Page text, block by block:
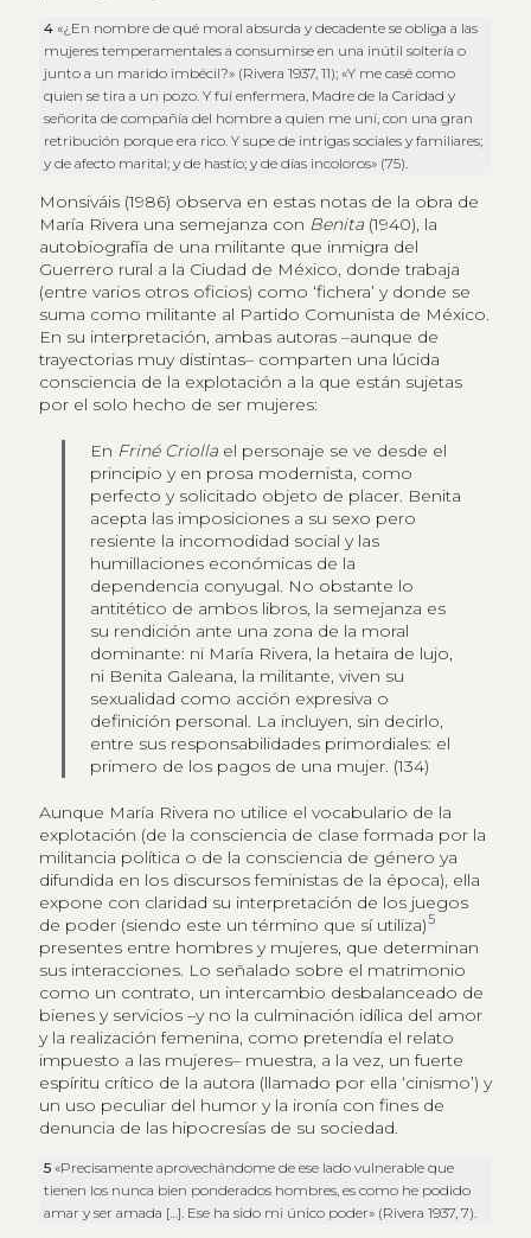
4«¿En nombre de qué moral absurda y decadente se obliga a las
mujeres temperamentales a consumirse en una inútil soltería o
junto a un marido imbécil?» (Rivera 1937, 11); «Y me casé como
quien se tira a un pozo. Y fuí enfermera, Madre de la Caridad y
señorita de compañía del hombre a quien me uní, con una gran
retribución porque era rico. Y supe de intrigas sociales y familiares;
y de afecto marital; y de hastío; y de días incoloros» (75).
Monsiváis (1986) observa en estas notas de la obra de
María Rivera una semejanza con Benita (1940), la
autobiografía de una militante que inmigra del
Guerrero rural a la Ciudad de México, donde trabaja
(entre varios otros oficios) como ‘fichera’ y donde se
suma como militante al Partido Comunista de México.
En su interpretación, ambas autoras –aunque de
trayectorias muy distintas– comparten una lúcida
consciencia de la explotación a la que están sujetas
por el solo hecho de ser mujeres:
En Friné Criolla el personaje se ve desde el
principio y en prosa modernista, como
perfecto y solicitado objeto de placer. Benita
acepta las imposiciones a su sexo pero
resiente la incomodidad social y las
humillaciones económicas de la
dependencia conyugal. No obstante lo
antitético de ambos libros, la semejanza es
su rendición ante una zona de la moral
dominante: ni María Rivera, la hetaira de lujo,
ni Benita Galeana, la militante, viven su
sexualidad como acción expresiva o
definición personal. La incluyen, sin decirlo,
entre sus responsabilidades primordiales: el
primero de los pagos de una mujer. (134)
Aunque María Rivera no utilice el vocabulario de la
explotación (de la consciencia de clase formada por la
militancia política o de la consciencia de género ya
difundida en los discursos feministas de la época), ella
expone con claridad su interpretación de los juegos
de poder (siendo este un término que sí utiliza)5
presentes entre hombres y mujeres, que determinan
sus interacciones. Lo señalado sobre el matrimonio
como un contrato, un intercambio desbalanceado de
bienes y servicios –y no la culminación idílica del amor
y la realización femenina, como pretendía el relato
impuesto a las mujeres– muestra, a la vez, un fuerte
espíritu crítico de la autora (llamado por ella ‘cinismo’) y
un uso peculiar del humor y la ironía con fines de
denuncia de las hipocresías de su sociedad.
5«Precisamente aprovechándome de ese lado vulnerable que
tienen los nunca bien ponderados hombres, es como he podido
amar y ser amada […]. Ese ha sido mi único poder» (Rivera 1937, 7).